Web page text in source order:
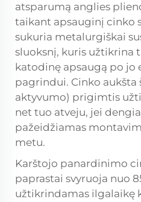
atsparumą anglies
taikant apsauginį cinko
sukuria metalurgiškai
sluoksnį, kuris užtikrina
katodinę apsaugą po jo
pagrindui. Cinko aukšta
aktyvumo) prigimtis
net tuo atveju, jei
pažeidžiamas
metu.
Karštojo panardinimo
paprastai svyruoja nuo
užtikrindamas ilgalaikę